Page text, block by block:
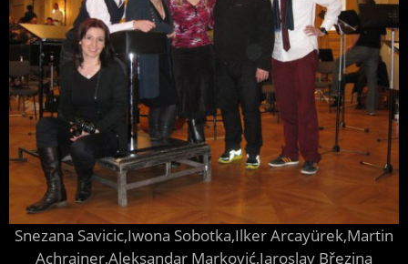
Snezana Savicic,Iwona Sobotka,Ilker Arcayürek,Martin
Achrainer,Aleksandar Marković,Jaroslav Březina